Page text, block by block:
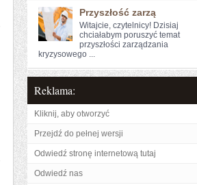
Przyszłość zarzą
Witajcie, ⁢czytelnicy!⁣ Dzisiaj
chciałabym poruszyć‌ temat
przyszłości ‌zarządzania
⁢kryzysowego ...
Reklama:
Kliknij, aby otworzyć
Przejdź do pełnej wersji
Odwiedź stronę internetową tutaj
Odwiedź nas